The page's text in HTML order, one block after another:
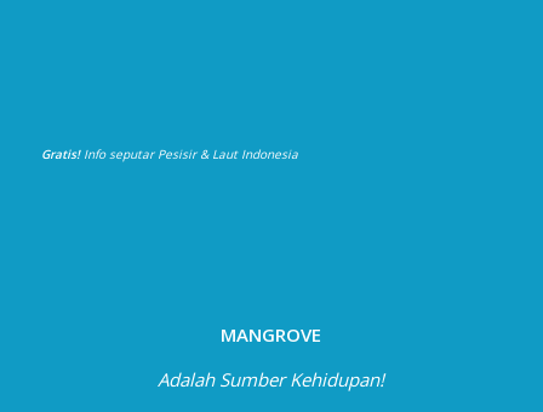
Gratis! Info seputar Pesisir & Laut Indonesia
MANGROVE
Adalah Sumber Kehidupan!